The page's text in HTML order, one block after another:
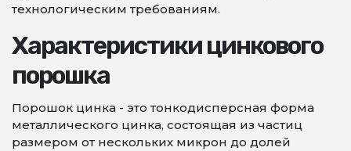
технологическим требованиям.
Характеристики цинкового
порошка
Порошок цинка - это тонкодисперсная форма
металлического цинка, состоящая из частиц
размером от нескольких микрон до долей